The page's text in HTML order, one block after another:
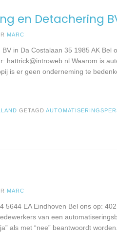
en Detachering
MARC
in Da Costalaan 35 1985 AK Bel
hattrick@introweb.nl Waarom is
is er geen onderneming te
GETAGD
MARC
5644 EA Eindhoven Bel ons op:
van een
als met “nee” beantwoordt worden.